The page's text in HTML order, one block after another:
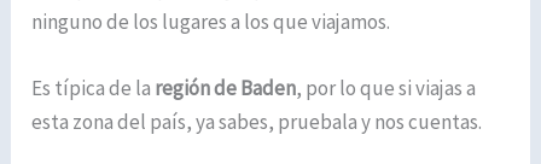
ninguno de los lugares a los que viajamos.
Es típica de la región de Baden, por lo que si viajas a
esta zona del país, ya sabes, pruebala y nos cuentas.